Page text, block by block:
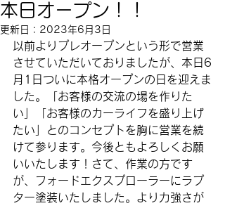
本日オープン！！
更新日： 2023年6月3日
以前よりプレオープンという形で営業
させていただいておりましたが、本日6
月1日ついに本格オープンの日を迎えま
した。
「お客様の交流の場を作りた
い」「お客様のカーライフを盛り上げ
たい」
とのコンセプトを胸に営業を続
けて参ります。今後ともよろしくお願
いいたします！さて、作業の方です
が、フォードエクスプローラーにラプ
ター塗装いたしました。より力強さが